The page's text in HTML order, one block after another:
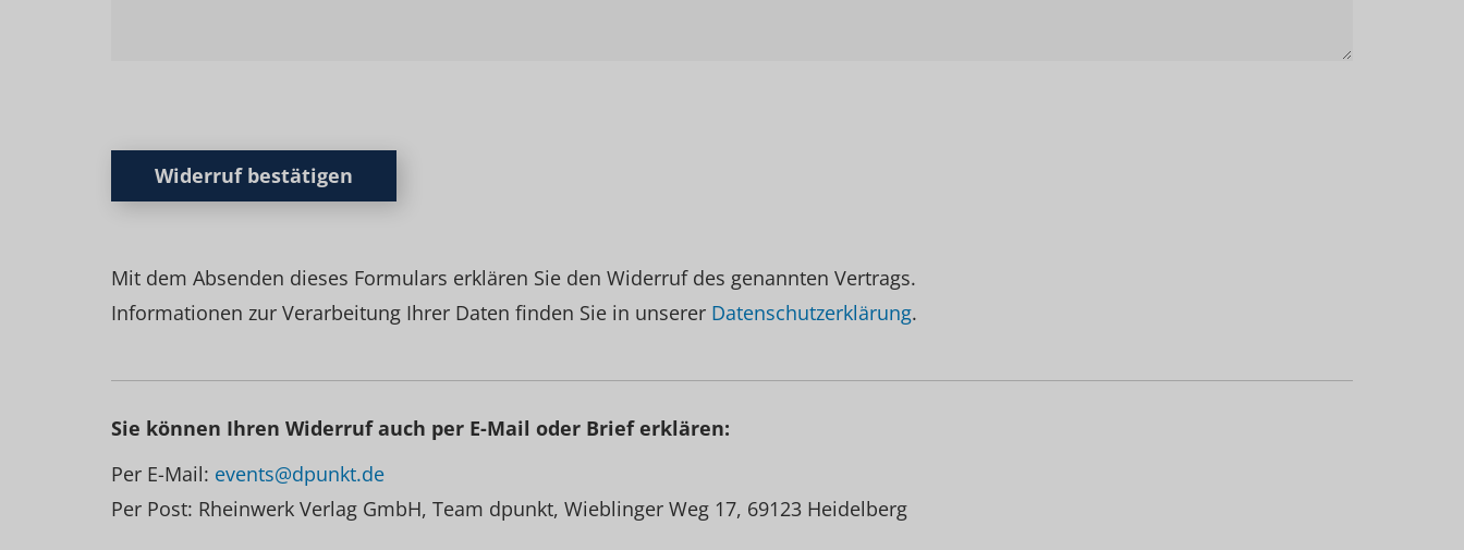
Widerruf bestätigen
Mit dem Absenden dieses Formulars erklären Sie den Widerruf des genannten Vertrags.
Informationen zur Verarbeitung Ihrer Daten finden Sie in unserer Datenschutzerklärung.
Sie können Ihren Widerruf auch per E-Mail oder Brief erklären:
Per E-Mail: events@dpunkt.de
Per Post: Rheinwerk Verlag GmbH, Team dpunkt, Wieblinger Weg 17, 69123 Heidelberg